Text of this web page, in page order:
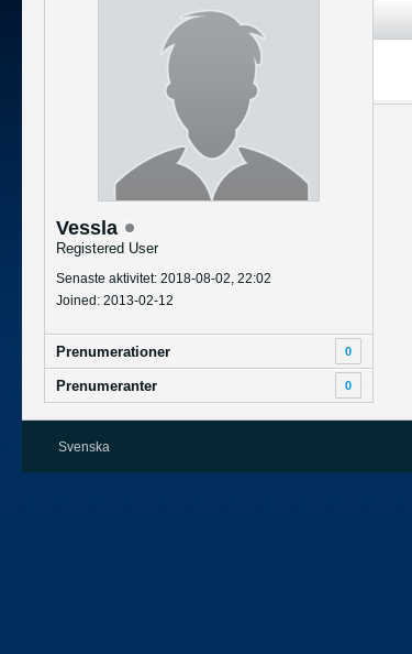
Vessla
Registered User
Senaste aktivitet: 2018-08-02, 22:02
Joined: 2013-02-12
Prenumerationer 0
Prenumeranter 0
Svenska